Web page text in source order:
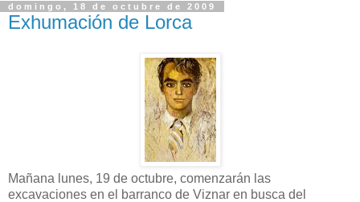
domingo, 18 de octubre de 2009
Exhumación de Lorca
Mañana lunes, 19 de octubre, comenzarán las
excavaciones en el barranco de Viznar en busca del